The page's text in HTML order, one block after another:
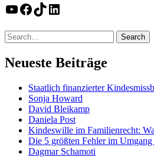
YouTube
Facebook
TikTokLinkedIn
Neueste Beiträge
Staatlich finanzierter
Sonja Howard
David Bleikamp
Daniela Post
Kindeswille im Familienrecht:
Die 5 größten Fehler im
Dagmar Schamoti